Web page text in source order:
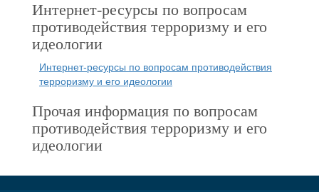
Интернет-ресурсы по вопросам
противодействия терроризму и его
идеологии
Интернет-ресурсы по вопросам противодействия
терроризму и его идеологии
Прочая информация по вопросам
противодействия терроризму и его
идеологии